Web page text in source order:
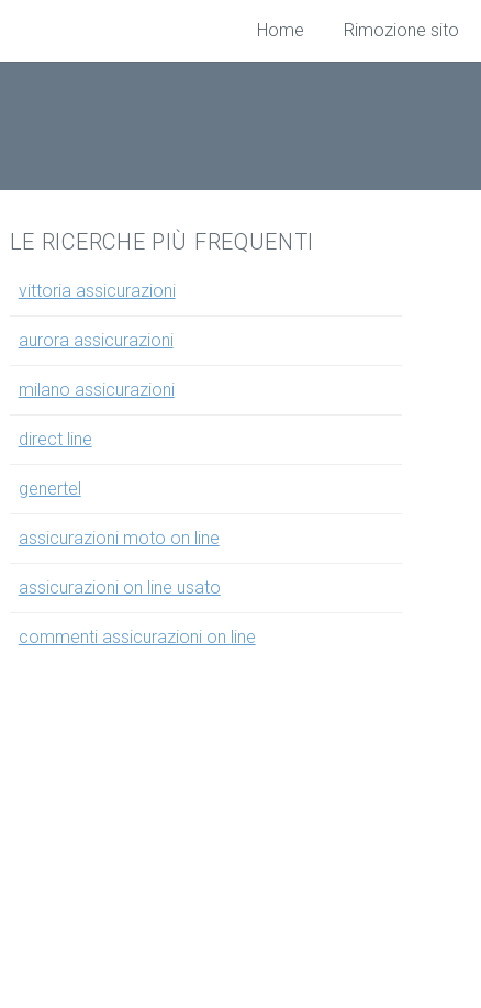
LE RICERCHE PIÙ FREQUENTI
vittoria assicurazioni
aurora assicurazioni
milano assicurazioni
direct line
genertel
assicurazioni moto on line
assicurazioni on line usato
commenti assicurazioni on line
Home Rimozione sito